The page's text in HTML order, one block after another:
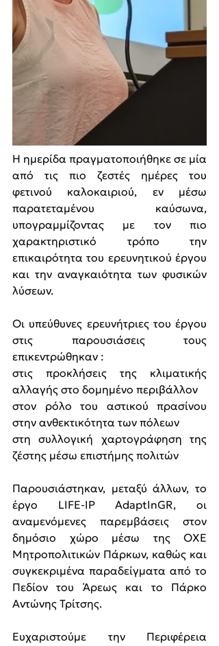
Η ημερίδα πραγματοποιήθηκε σε μία
από τις πιο ζεστές ημέρες του
φετινού καλοκαιριού, εν μέσω
παρατεταμένου καύσωνα,
υπογραμμίζοντας με τον πιο
χαρακτηριστικό τρόπο την
επικαιρότητα του ερευνητικού έργου
και την αναγκαιότητα των φυσικών
λύσεων.
Οι υπεύθυνες ερευνήτριες του έργου
στις παρουσιάσεις τους
επικεντρώθηκαν :
στις προκλήσεις της κλιματικής
αλλαγής στο δομημένο περιβάλλον
στον ρόλο του αστικού πρασίνου
στην ανθεκτικότητα των πόλεων
στη συλλογική χαρτογράφηση της
ζέστης μέσω επιστήμης πολιτών
Παρουσιάστηκαν, μεταξύ άλλων, το
έργο LIFE-IP AdaptInGR, οι
αναμενόμενες παρεμβάσεις στον
δημόσιο χώρο μέσω της ΟΧΕ
Μητροπολιτικών Πάρκων, καθώς και
συγκεκριμένα παραδείγματα από το
Πεδίον του Άρεως και το Πάρκο
Αντώνης Τρίτσης.
Ευχαριστούμε την Περιφέρεια